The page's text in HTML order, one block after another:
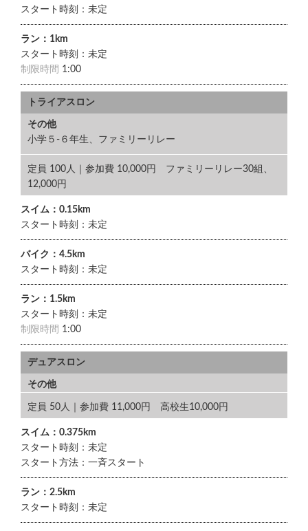
スタート時刻：未定
ラン：1km
スタート時刻：未定
制限時間 1:00
トライアスロン
その他
小学５-６年生、ファミリーリレー
定員 100人｜参加費 10,000円 ファミリーリレー30組、
12,000円
スイム：0.15km
スタート時刻：未定
バイク：4.5km
スタート時刻：未定
ラン：1.5km
スタート時刻：未定
制限時間 1:00
デュアスロン
その他
定員 50人｜参加費 11,000円 高校生10,000円
スイム：0.375km
スタート時刻：未定
スタート方法：一斉スタート
ラン：2.5km
スタート時刻：未定